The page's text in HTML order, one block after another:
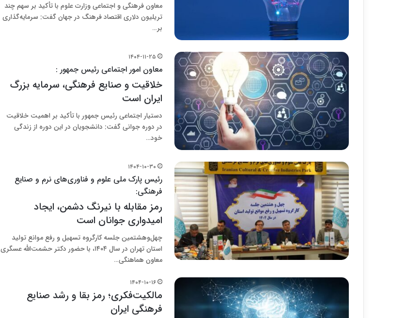
معاون فرهنگی و اجتماعی وزارت علوم با تأکید بر سهم چند
تریلیون دلاری اقتصاد فرهنگ در جهان گفت: سرمایه‌گذاری
بر…
۱۴۰۴-۱۱-۲۵
معاون امور اجتماعی رئیس جمهور :
خلاقیت و صنایع فرهنگی، سرمایه بزرگ
ایران است
دستیار اجتماعی رئیس جمهور با تأکید بر اهمیت خلاقیت
در دوره جوانی گفت: دانشجویان در این دوره از زندگی
خود…
۱۴۰۴-۱۰-۳۰
رئیس پارک ملی علوم و فناوری‌های نرم و صنایع
فرهنگی:
رمز مقابله با نیرنگ دشمن، ایجاد
امیدواری جوانان است
چهل‌وهشتمین جلسه کارگروه تسهیل و رفع موانع تولید
استان تهران در سال ۱۴۰۴، با حضور دکتر حشمت‌الله عسگری
معاون هماهنگی…
۱۴۰۴-۱۰-۱۶
مالکیت‌فکری؛ رمز بقا و رشد صنایع
فرهنگی ایران